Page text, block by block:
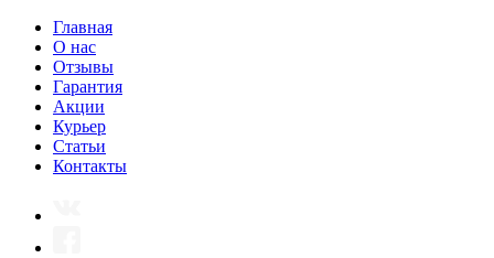
Главная
О нас
Отзывы
Гарантия
Акции
Курьер
Статьи
Контакты